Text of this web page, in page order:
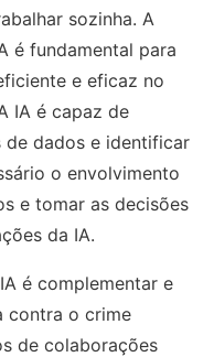
sozinha. A
é fundamental para
e eficaz no
IA é capaz de
de dados e identificar
o envolvimento
e tomar as decisões
da IA.
é complementar e
contra o crime
de colaborações